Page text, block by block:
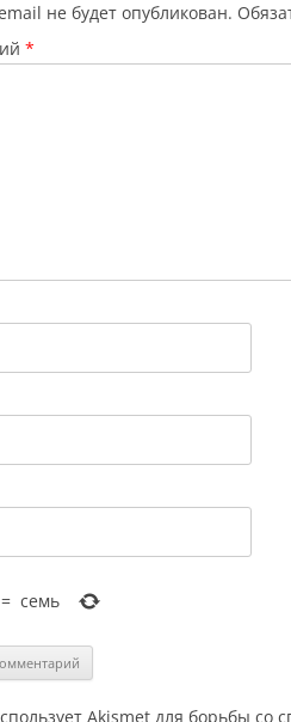
не будет опубликован.
*
= семь
Akismet для борьбы со